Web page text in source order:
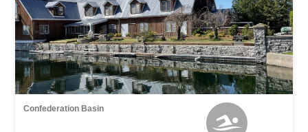
Confederation Basin